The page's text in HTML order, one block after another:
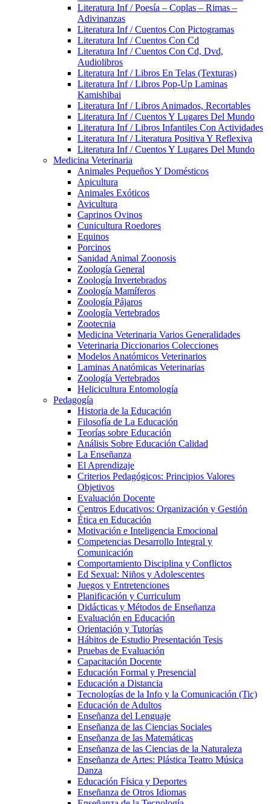
Literatura Inf / Poesía – Coplas – Rimas –
Adivinanzas
Literatura Inf / Cuentos Con Pictogramas
Literatura Inf / Cuentos Con Cd
Literatura Inf / Cuentos Con Cd, Dvd,
Audiolibros
Literatura Inf / Libros En Telas (Texturas)
Literatura Inf / Libros Pop-Up Laminas
Kamishibai
Literatura Inf / Libros Animados, Recortables
Literatura Inf / Cuentos Y Lugares Del Mundo
Literatura Inf / Libros Infantiles Con Actividades
Literatura Inf / Literatura Positiva Y Reflexiva
Literatura Inf / Cuentos Y Lugares Del Mundo
Medicina Veterinaria
Animales Pequeños Y Domésticos
Apicultura
Animales Exóticos
Avicultura
Caprinos Ovinos
Cunicultura Roedores
Equinos
Porcinos
Sanidad Animal Zoonosis
Zoología General
Zoología Invertebrados
Zoología Mamíferos
Zoología Pájaros
Zoología Vertebrados
Zootecnia
Medicina Veterinaria Varios Generalidades
Veterinaria Diccionarios Colecciones
Modelos Anatómicos Veterinarios
Laminas Anatómicas Veterinarias
Zoología Vertebrados
Helicicultura Entomología
Pedagogía
Historia de la Educación
Filosofía de La Educación
Teorías sobre Educación
Análisis Sobre Educación Calidad
La Enseñanza
El Aprendizaje
Criterios Pedagógicos: Principios Valores
Objetivos
Evaluación Docente
Centros Educativos: Organización y Gestión
Ética en Educación
Motivación e Inteligencia Emocional
Competencias Desarrollo Integral y
Comunicación
Comportamiento Disciplina y Conflictos
Ed Sexual: Niños y Adolescentes
Juegos y Entretenciones
Planificación y Curriculum
Didácticas y Métodos de Enseñanza
Evaluación en Educación
Orientación y Tutorías
Hábitos de Estudio Presentación Tesis
Pruebas de Evaluación
Capacitación Docente
Educación Formal y Presencial
Educación a Distancia
Tecnologías de la Info y la Comunicación (Tic)
Educación de Adultos
Enseñanza del Lenguaje
Enseñanza de las Ciencias Sociales
Enseñanza de las Matemáticas
Enseñanza de las Ciencias de la Naturaleza
Enseñanza de Artes: Plástica Teatro Música
Danza
Educación Física y Deportes
Enseñanza de Otros Idiomas